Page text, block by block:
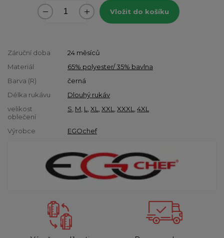
Vložit do košíku
Záruční doba
24 měsíců
Materiál
65% polyester/ 35% bavlna
Barva (R)
černá
Délka rukávu
Dlouhý rukáv
velikost
oblečení
S M L XL XXL XXXL 4XL
Výrobce EGOchef